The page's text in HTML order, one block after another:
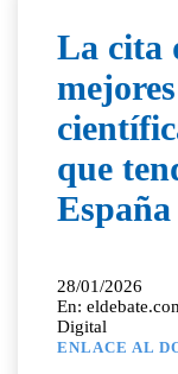
La cita
que
España
28/01/2026
En:
Digital
ENLACE AL